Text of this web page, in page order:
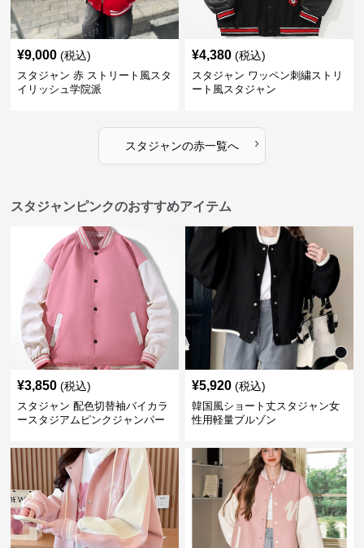
¥9,000 (税込)
スタジャン 赤 ストリート風スタ
イリッシュ学院派
¥4,380 (税込)
スタジャン ワッペン刺繍ストリ
ート風スタジャン
スタジャンの赤一覧へ ›
スタジャンピンクのおすすめアイテム
¥3,850 (税込)
スタジャン 配色切替袖バイカラ
ースタジアムピンクジャンパー
¥5,920 (税込)
韓国風ショート丈スタジャン女
性用軽量ブルゾン